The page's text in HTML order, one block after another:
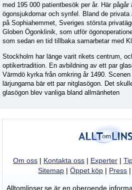
med 195 000 patientbesök per år. Här
ögonsjukdomar och synfel. Bland de
på Sophiahemmet, Sveriges största
Globen Ögonklinik, som utför
som sedan en tid tillbaka samarbetar med
Stockholm har länge varit rikets centrum,
optikertradition. En avbildning av ett par
Värmdö kyrka från omkring år 1490.
lärjungarna bär ett par nitglasögon. Det
glasögon blev vanliga bland allmänheten
Om oss| Kontakta oss| Experter|
Sitemap |Öppet köp | Press
Alltomlinser.se är en oberoende